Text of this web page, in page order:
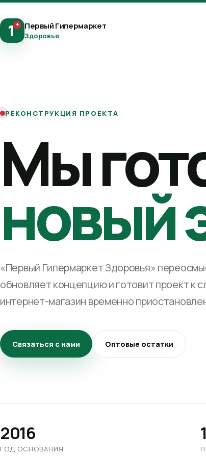
1+ Первый Гипермаркет
Здоровья
РЕКОНСТРУКЦИЯ ПРОЕКТА
Мы
новый
«Первый Гипермаркет Здоровья»
обновляет концепцию и готовит проект
интернет-магазин временно
Связаться с нами Оптовые остатки
2016
ГОД ОСНОВАНИЯ